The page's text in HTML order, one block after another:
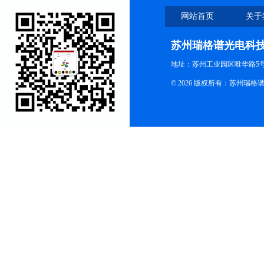
网站首页 关
苏州瑞格谱光电科
地址：苏州工业园区唯华路5
© 2026 版权所有：苏州瑞格